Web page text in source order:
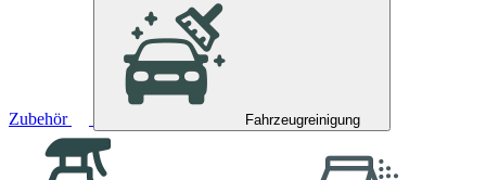
Zubehör Fahrzeugreinigung